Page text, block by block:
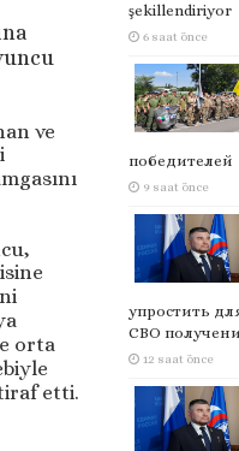
ve
orta
etti.
şekillendiriyor
6 saat önce
победителей
9 saat önce
упростить
СВО
12 saat önce